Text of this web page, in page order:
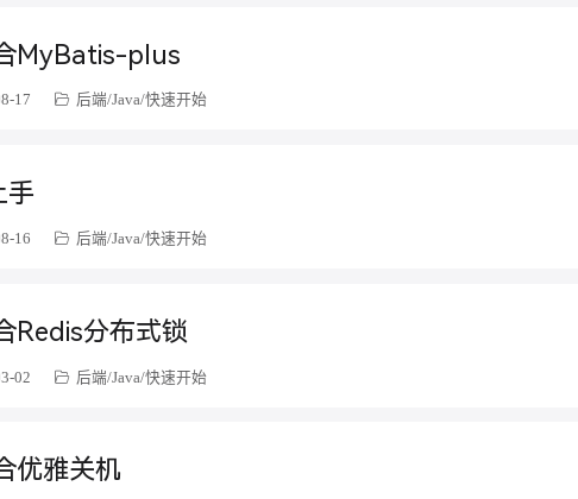
MyBatis-plus
17 后端 Java 快速开始
16 后端 Java 快速开始
Redis分布式锁
02 后端 Java 快速开始
优雅关机